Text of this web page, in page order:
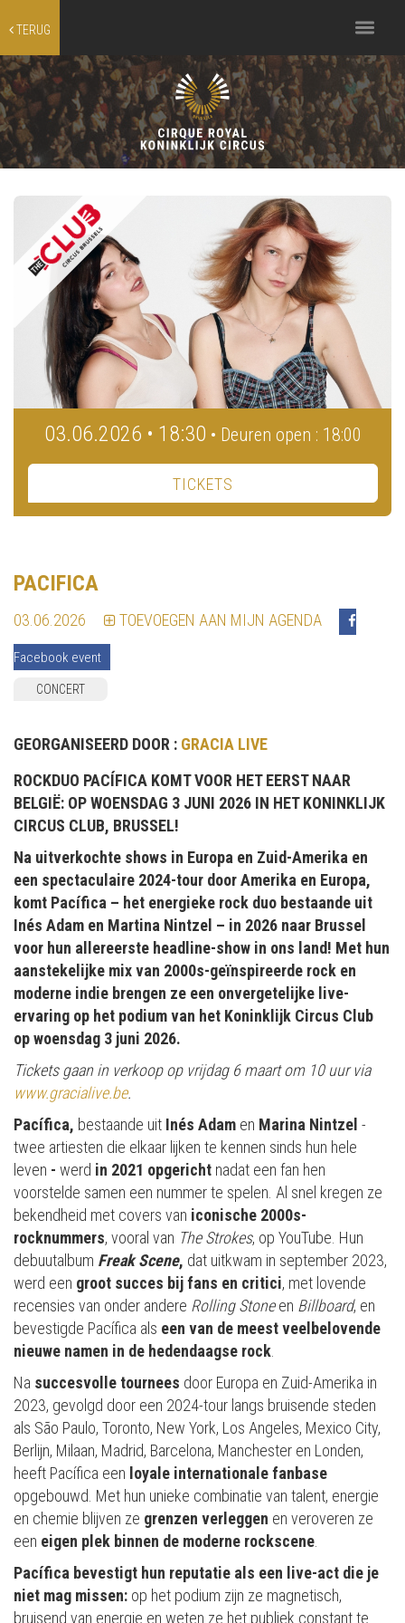
TERUG
Toggle
navigation
03.06.2026 • 18:30 • Deuren open : 18:00
TICKETS
PACIFICA
03.06.2026 TOEVOEGEN AAN MIJN AGENDA
Facebook event
CONCERT
GEORGANISEERD DOOR : GRACIA LIVE
ROCKDUO PACÍFICA KOMT VOOR HET EERST NAAR
BELGIË: OP WOENSDAG 3 JUNI 2026 IN HET KONINKLIJK
CIRCUS CLUB, BRUSSEL!
Na uitverkochte shows in Europa en Zuid-Amerika en
een spectaculaire 2024-tour door Amerika en Europa,
komt Pacífica – het energieke rock duo bestaande uit
Inés Adam en Martina Nintzel – in 2026 naar Brussel
voor hun allereerste headline-show in ons land! Met hun
aanstekelijke mix van 2000s-geïnspireerde rock en
moderne indie brengen ze een onvergetelijke live-
ervaring op het podium van het Koninklijk Circus Club
op woensdag 3 juni 2026.
Tickets gaan in verkoop op vrijdag 6 maart om 10 uur via
www.gracialive.be.
Pacífica, bestaande uit Inés Adam en Marina Nintzel -
twee artiesten die elkaar lijken te kennen sinds hun hele
leven - werd in 2021 opgericht nadat een fan hen
voorstelde samen een nummer te spelen. Al snel kregen ze
bekendheid met covers van iconische 2000s-
rocknummers, vooral van The Strokes, op YouTube. Hun
debuutalbum Freak Scene, dat uitkwam in september 2023,
werd een groot succes bij fans en critici, met lovende
recensies van onder andere Rolling Stoneen Billboard, en
bevestigde Pacífica als een van de meest veelbelovende
nieuwe namen in de hedendaagse rock.
Na succesvolle tournees door Europa en Zuid-Amerika in
2023, gevolgd door een 2024-tour langs bruisende steden
als São Paulo, Toronto, New York, Los Angeles, Mexico City,
Berlijn, Milaan, Madrid, Barcelona, Manchester en Londen,
heeft Pacífica een loyale internationale fanbase
opgebouwd. Met hun unieke combinatie van talent, energie
en chemie blijven ze grenzen verleggen en veroveren ze
een eigen plek binnen de moderne rockscene.
Pacífica bevestigt hun reputatie als een live-act die je
niet mag missen: op het podium zijn ze magnetisch,
bruisend van energie en weten ze het publiek constant te